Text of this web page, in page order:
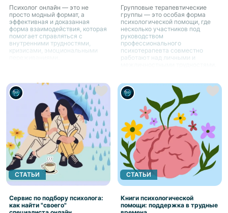
Психолог онлайн — это не
просто модный формат, а
эффективная и доказанная
форма взаимодействия, которая
помогает справляться с
внутренними трудностями,
кризисами, эмоциональными
Групповые терапевтические
группы — это особая форма
психологической помощи, где
несколько участников под
руководством
профессионального
психотерапевта совместно
работают над личными и
СТАТЬИ
Сервис по подбору психолога:
как найти "своего"
СТАТЬИ
Книги психологической
помощи: поддержка в трудные